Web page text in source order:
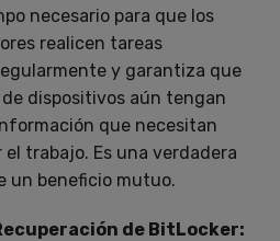
necesario para que los
realicen tareas
y garantiza que
dispositivos aún tengan
que necesitan
el trabajo. Es una verdadera
un beneficio mutuo.
de BitLocker: